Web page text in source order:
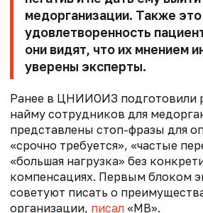
медорганизации. Также
удовлетворенность
они видят, что их мнением
уверены эксперты.
Ранее в ЦНИИОИЗ подготовили
найму сотрудников для
представлены стоп-фразы для
«срочно требуется», «частые
«большая нагрузка» без
компенсациях. Первым блоком
советуют писать о
организации, писал «МВ».